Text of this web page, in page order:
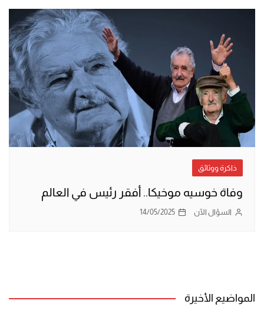
ذاكرة ووثائق
وفاة خوسيه موخيكا.. أفقر رئيس في العالم
السؤال الآن 14/05/2025
المواضيع الأخيرة